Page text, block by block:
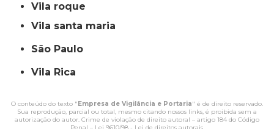
vila roque
vila santa maria
São Paulo
Vila Rica
O conteúdo do texto " Empresa de Vigilância e Portaria" é de direito reservado.
Sua reprodução, parcial ou total, mesmo citando nossos links, é proibida sem a
autorização do autor. Crime de violação de direito autoral – artigo 184 do Código